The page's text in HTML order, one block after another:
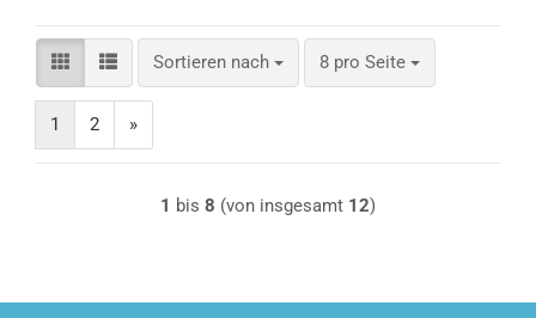
Sortieren nach
Sortieren nach 8 pro Seite
pro Seite
1 2 »
1 bis 8 (von insgesamt 12)